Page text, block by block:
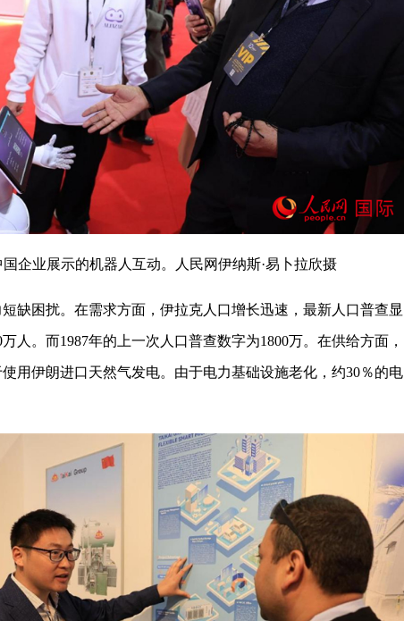
企业展示的机器人互动。人民网伊纳斯·易卜拉欣摄
缺困扰。在需求方面，伊拉克人口增长迅速，最新人口普查显
人。而1987年的上一次人口普查数字为1800万。在供给方面，
用伊朗进口天然气发电。由于电力基础设施老化，约30％的电